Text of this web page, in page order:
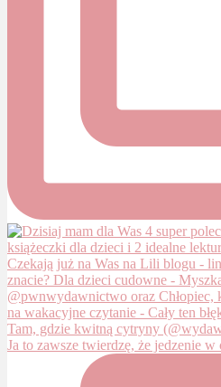
Ja to zawsze twierdzę, że jedzenie w